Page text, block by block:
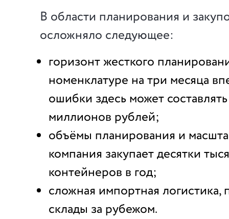
В области планирования и
осложняло следующее:
горизонт жесткого
номенклатуре на три месяца
ошибки здесь может
миллионов рублей;
объёмы планирования и
компания закупает десятки
контейнеров в год;
сложная импортная логистика,
склады за рубежом.